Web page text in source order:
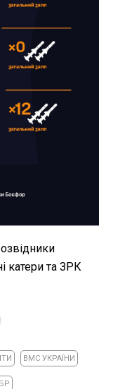
катери та ЗРК
ВМС УКРАЇНИ